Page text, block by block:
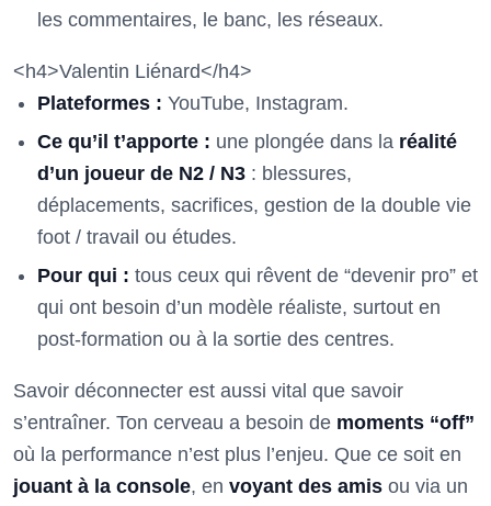
les commentaires, le banc, les réseaux.
<h4>Valentin Liénard</h4>
Plateformes : YouTube, Instagram.
Ce qu’il t’apporte : une plongée dans la réalité
d’un joueur de N2 / N3 : blessures,
déplacements, sacrifices, gestion de la double vie
foot / travail ou études.
Pour qui : tous ceux qui rêvent de “devenir pro” et
qui ont besoin d’un modèle réaliste, surtout en
post-formation ou à la sortie des centres.
Savoir déconnecter est aussi vital que savoir
s’entraîner. Ton cerveau a besoin de moments “off”
où la performance n’est plus l’enjeu. Que ce soit en
jouant à la console, en voyant des amis ou via un